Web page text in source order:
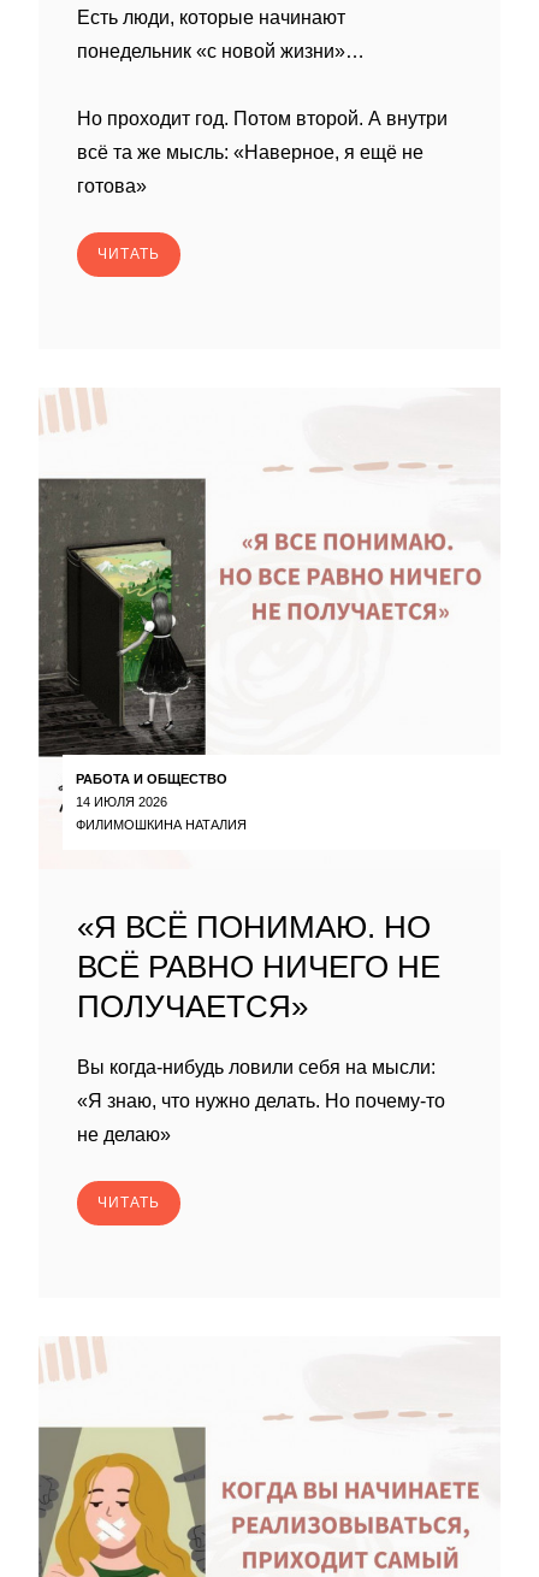
Есть люди, которые начинают
понедельник «с новой жизни»…
Но проходит год. Потом второй. А внутри
всё та же мысль: «Наверное, я ещё не
готова»
ЧИТАТЬ
РАБОТА И ОБЩЕСТВО
14 ИЮЛЯ 2026
ФИЛИМОШКИНА НАТАЛИЯ
«Я ВСЁ ПОНИМАЮ. НО
ВСЁ РАВНО НИЧЕГО НЕ
ПОЛУЧАЕТСЯ»
Вы когда-нибудь ловили себя на мысли:
«Я знаю, что нужно делать. Но почему-то
не делаю»
ЧИТАТЬ